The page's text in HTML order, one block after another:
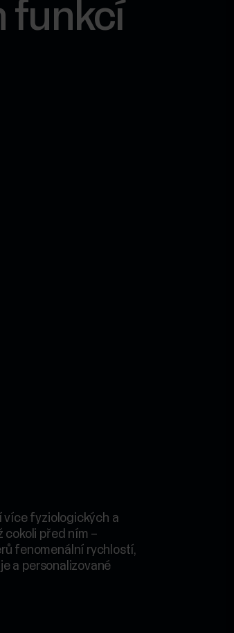
funkcí
více fyziologických a
cokoli před ním –
fenomenální rychlostí,
a personalizované